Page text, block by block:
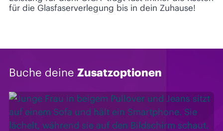
für die Glasfaserverlegung bis in dein Zuhause!
Buche deine Zusatzoptionen